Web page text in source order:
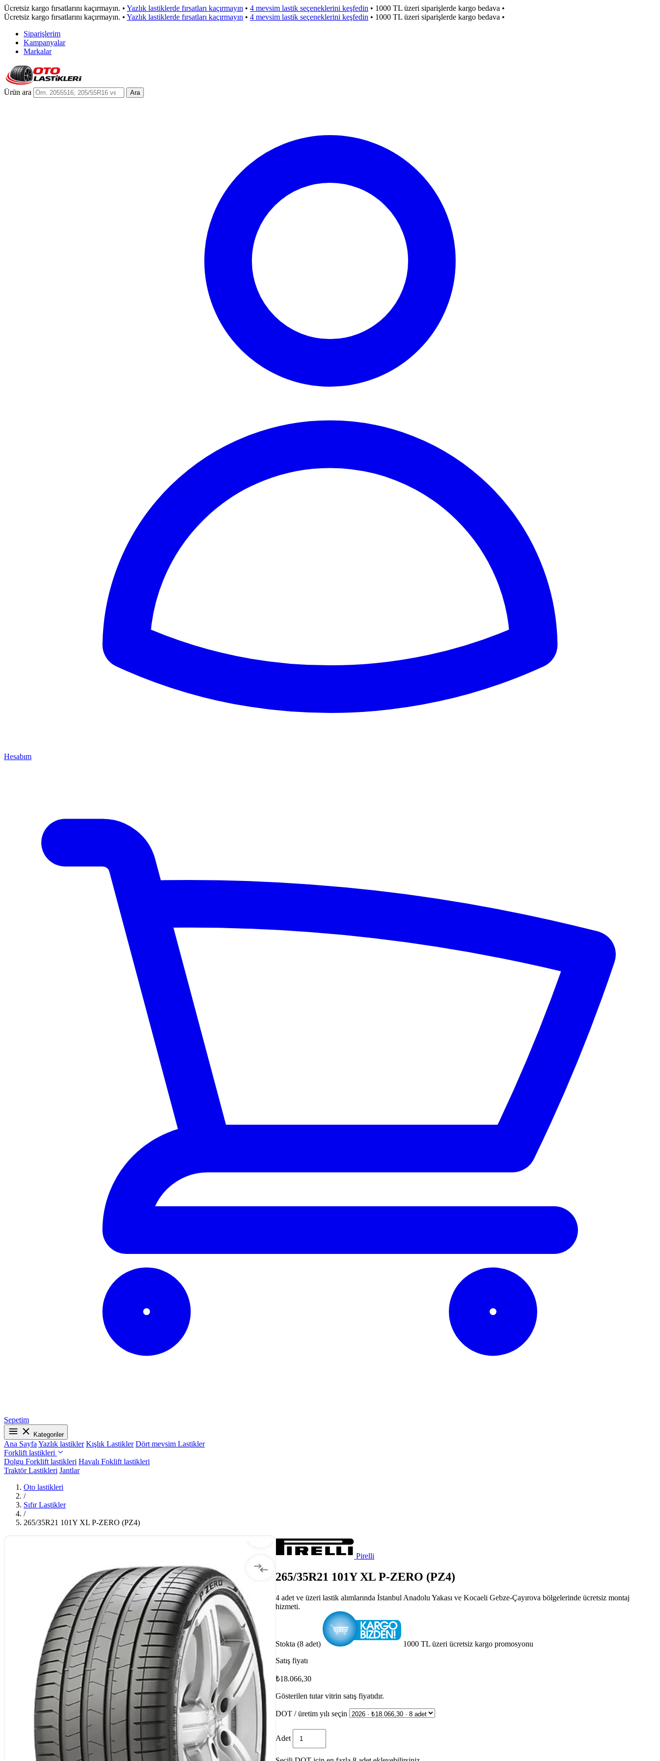
Ücretsiz kargo fırsatlarını kaçırmayın. • Yazlık lastiklerde fırsatları kaçırmayın • 4 mevsim lastik seçeneklerini keşfedin • 1000 TL üzeri siparişlerde kargo bedava •
Ücretsiz kargo fırsatlarını kaçırmayın. • Yazlık lastiklerde fırsatları kaçırmayın • 4 mevsim lastik seçeneklerini keşfedin • 1000 TL üzeri siparişlerde kargo bedava •
Siparişlerim
Kampanyalar
Markalar
Ürün ara Ara
Hesabım
Sepetim
Kategoriler
Ana Sayfa Yazlık lastikler Kışlık Lastikler Dört mevsim Lastikler
Forklift lastikleri
Dolgu Forklift lastikleri Havalı Foklift lastikleri
Traktör Lastikleri Jantlar
Oto lastikleri
/
Sıfır Lastikler
/
265/35R21 101Y XL P-ZERO (PZ4)
Pirelli
265/35R21 101Y XL P-ZERO (PZ4)
4 adet ve üzeri lastik alımlarında İstanbul Anadolu Yakası ve Kocaeli Gebze-Çayırova bölgelerinde ücretsiz montaj
hizmeti.
Stokta (8 adet)
1000 TL üzeri ücretsiz kargo promosyonu
Satış fiyatı
₺18.066,30
Gösterilen tutar vitrin satış fiyatıdır.
DOT / üretim yılı seçin
Adet